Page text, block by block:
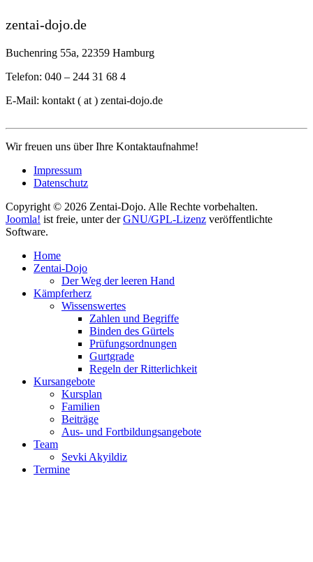
zentai-dojo.de
Buchenring 55a, 22359 Hamburg
Telefon: 040 – 244 31 68 4
E-Mail: kontakt ( at ) zentai-dojo.de
Wir freuen uns über Ihre Kontaktaufnahme!
Impressum
Datenschutz
Copyright © 2026 Zentai-Dojo. Alle Rechte vorbehalten.
Joomla! ist freie, unter derGNU/GPL-Lizenz veröffentlichte
Software.
Home
Zentai-Dojo
Der Weg der leeren Hand
Kämpferherz
Wissenswertes
Zahlen und Begriffe
Binden des Gürtels
Prüfungsordnungen
Gurtgrade
Regeln der Ritterlichkeit
Kursangebote
Kursplan
Familien
Beiträge
Aus- und Fortbildungsangebote
Team
Sevki Akyildiz
Termine